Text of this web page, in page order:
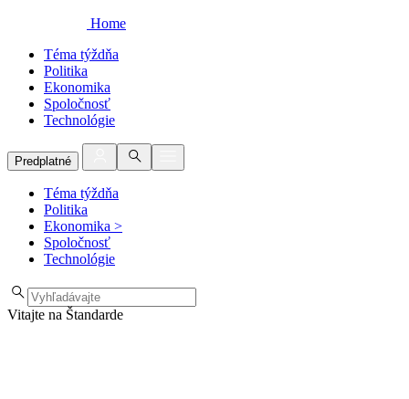
Home
Téma týždňa
Politika
Ekonomika
Spoločnosť
Technológie
Predplatné
Téma týždňa
Politika
Ekonomika >
Spoločnosť
Technológie
Vitajte na Štandarde